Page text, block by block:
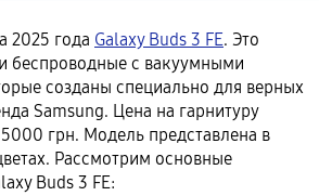
2025 года Galaxy Buds 3 FE. Это
беспроводные с вакуумными
созданы специально для верных
Samsung. Цена на гарнитуру
5000 грн. Модель представлена в
Рассмотрим основные
Buds 3 FE: